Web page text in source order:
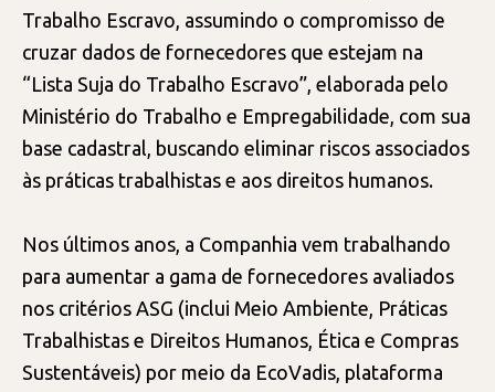
Trabalho Escravo, assumindo o compromisso de
cruzar dados de fornecedores que estejam na
“Lista Suja do Trabalho Escravo”, elaborada pelo
Ministério do Trabalho e Empregabilidade, com sua
base cadastral, buscando eliminar riscos associados
às práticas trabalhistas e aos direitos humanos.
Nos últimos anos, a Companhia vem trabalhando
para aumentar a gama de fornecedores avaliados
nos critérios ASG (inclui Meio Ambiente, Práticas
Trabalhistas e Direitos Humanos, Ética e Compras
Sustentáveis) por meio da EcoVadis, plataforma